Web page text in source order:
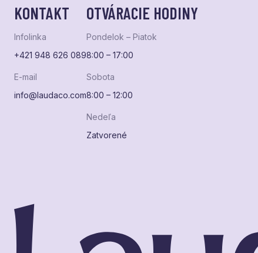
KONTAKT
Infolinka
+421 948 626 089
E-mail
info@laudaco.com
OTVÁRACIE HODINY
Pondelok – Piatok
8:00 – 17:00
Sobota
8:00 – 12:00
Nedeľa
Zatvorené